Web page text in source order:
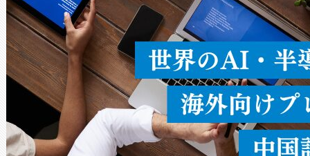
うにします。遠距離まで届く
密度なスキャ […]